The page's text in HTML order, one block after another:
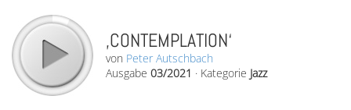
‚CONTEMPLATION‘
von Peter Autschbach
Ausgabe 03/2021 · Kategorie Jazz